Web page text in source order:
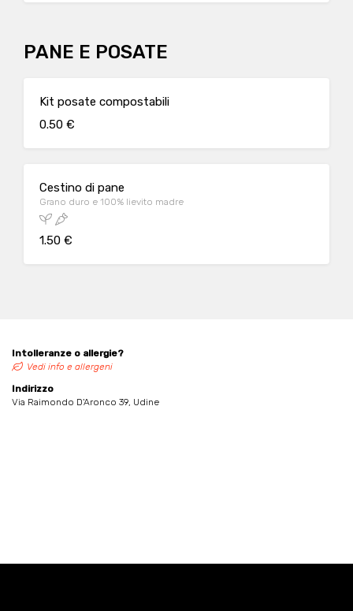
PANE E POSATE
Kit posate compostabili
0.50 €
Cestino di pane
Grano duro e 100% lievito madre
1.50 €
Intolleranze o allergie?
Vedi info e allergeni
Indirizzo
Via Raimondo D'Aronco 39, Udine